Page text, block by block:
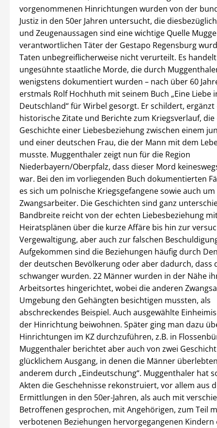
vorgenommenen Hinrichtungen wurden von der
Justiz in den 50er Jahren untersucht, die
und Zeugenaussagen sind eine wichtige Quelle
verantwortlichen Täter der Gestapo Regensburg
Taten unbegreiflicherweise nicht verurteilt. Es
ungesühnte staatliche Morde, die durch
wenigstens dokumentiert wurden – nach über 60
erstmals Rolf Hochhuth mit seinem Buch „Eine Liebe
Deutschland“ für Wirbel gesorgt. Er schildert,
historische Zitate und Berichte zum Kriegsverlauf,
Geschichte einer Liebesbeziehung zwischen einem
und einer deutschen Frau, die der Mann mit dem
musste. Muggenthaler zeigt nun für die Region
Niederbayern/Oberpfalz, dass dieser Mord
war. Bei den im vorliegenden Buch dokumentierten
es sich um polnische Kriegsgefangene sowie auch um
Zwangsarbeiter. Die Geschichten sind ganz
Bandbreite reicht von der echten Liebesbeziehung
Heiratsplänen über die kurze Affäre bis hin zur
Vergewaltigung, aber auch zur falschen
Aufgekommen sind die Beziehungen häufig durch
der deutschen Bevölkerung oder aber dadurch, dass
schwanger wurden. 22 Männer wurden in der Nähe
Arbeitsortes hingerichtet, wobei die anderen
Umgebung den Gehängten besichtigen mussten, als
abschreckendes Beispiel. Auch ausgewählte
der Hinrichtung beiwohnen. Später ging man dazu
Hinrichtungen im KZ durchzuführen, z.B. in
Muggenthaler berichtet aber auch von zwei
glücklichem Ausgang, in denen die Männer
anderem durch „Eindeutschung“. Muggenthaler hat
Akten die Geschehnisse rekonstruiert, vor allem aus
Ermittlungen in den 50er-Jahren, als auch mit
Betroffenen gesprochen, mit Angehörigen, zum Teil
verbotenen Beziehungen hervorgegangenen Kindern